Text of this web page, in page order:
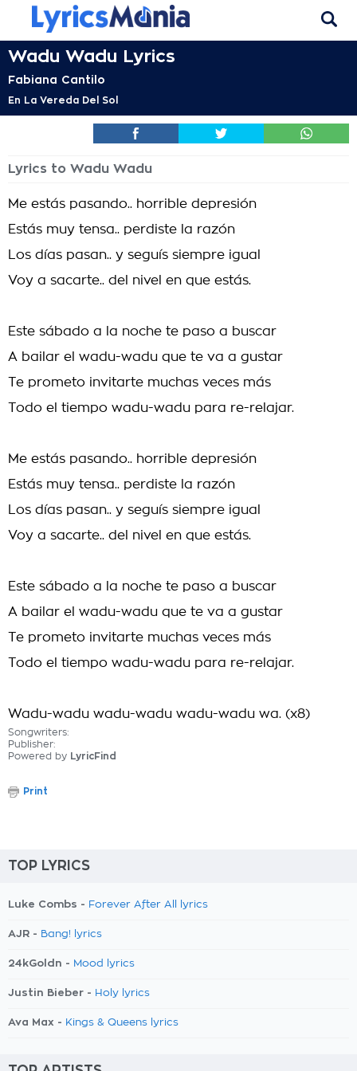
Wadu Wadu Lyrics
Fabiana Cantilo
En La Vereda Del Sol
Lyrics to Wadu Wadu
Me estás pasando.. horrible depresión
Estás muy tensa.. perdiste la razón
Los días pasan.. y seguís siempre igual
Voy a sacarte.. del nivel en que estás.
Este sábado a la noche te paso a buscar
A bailar el wadu-wadu que te va a gustar
Te prometo invitarte muchas veces más
Todo el tiempo wadu-wadu para re-relajar.
Me estás pasando.. horrible depresión
Estás muy tensa.. perdiste la razón
Los días pasan.. y seguís siempre igual
Voy a sacarte.. del nivel en que estás.
Este sábado a la noche te paso a buscar
A bailar el wadu-wadu que te va a gustar
Te prometo invitarte muchas veces más
Todo el tiempo wadu-wadu para re-relajar.
Wadu-wadu wadu-wadu wadu-wadu wa. (x8)
Songwriters:
Publisher:
Powered by LyricFind
Print
TOP LYRICS
Luke Combs - Forever After All lyrics
AJR - Bang! lyrics
24kGoldn - Mood lyrics
Justin Bieber - Holy lyrics
Ava Max - Kings & Queens lyrics